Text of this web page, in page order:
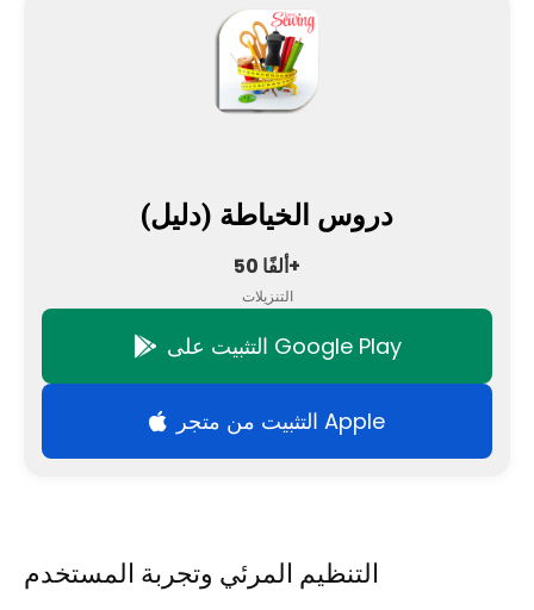
دروس الخياطة (دليل)
50 ألفًا+
التنزيلات
التثبيت على Google Play
التثبيت من متجر Apple
التنظيم المرئي وتجربة المستخدم